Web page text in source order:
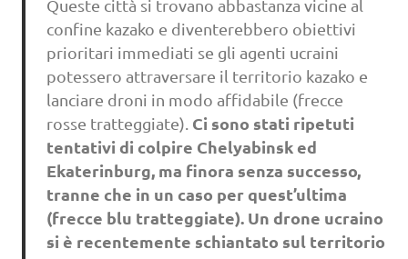
Queste città si trovano abbastanza vicine al
confine kazako e diventerebbero obiettivi
prioritari immediati se gli agenti ucraini
potessero attraversare il territorio kazako e
lanciare droni in modo affidabile (frecce
rosse tratteggiate). Ci sono stati ripetuti
tentativi di colpire Chelyabinsk ed
Ekaterinburg, ma finora senza successo,
tranne che in un caso per quest’ultima
(frecce blu tratteggiate). Un drone ucraino
si è recentemente schiantato sul territorio